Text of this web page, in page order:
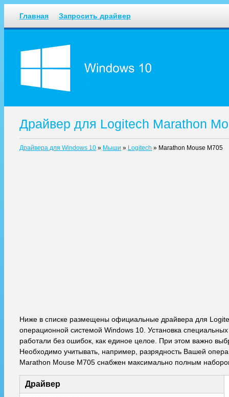
Главная Запросить драйвер
Драйвер для Logitech Marathon
Драйвера для Windows 10 » Мыши » Logitech » Marathon Mouse M705
Ниже в списке размещены официальные драйвера для
операционной системой Windows 10. Установка
работали без ошибок, как единое целое. При этом важно
Необходимо учитывать, например, разрядность Вашей
Marathon Mouse M705 снабжен максимально полным
Драйвер